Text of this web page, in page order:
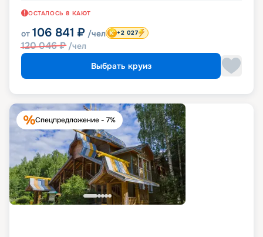
ОСТАЛОСЬ 8 КАЮТ
от 106 841 ₽ /чел
120 046₽ /чел
+2 027
Выбрать круиз
Спецпредложение - 7%